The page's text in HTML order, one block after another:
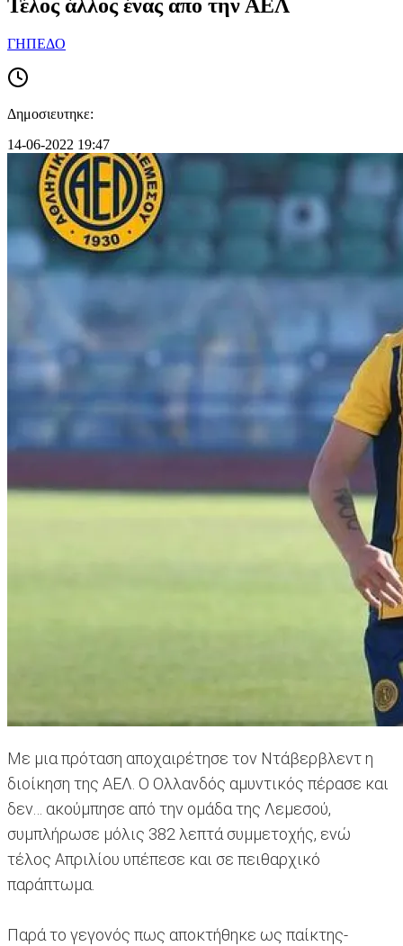
Τέλος άλλος ένας απο την ΑΕΛ
ΓΗΠΕΔΟ
Δημοσιευτηκε:
14-06-2022 19:47
Με μια πρόταση αποχαιρέτησε τον Ντάβερβλεντ η
διοίκηση της ΑΕΛ. Ο Ολλανδός αμυντικός πέρασε και
δεν… ακούμπησε από την ομάδα της Λεμεσού,
συμπλήρωσε μόλις 382 λεπτά συμμετοχής, ενώ
τέλος Απριλίου υπέπεσε και σε πειθαρχικό
παράπτωμα.
Παρά το γεγονός πως αποκτήθηκε ως παίκτης-